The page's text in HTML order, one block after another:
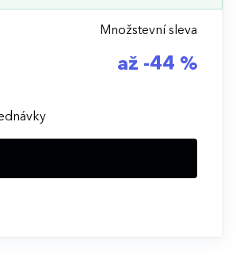
Množstevní sleva
až -44 %